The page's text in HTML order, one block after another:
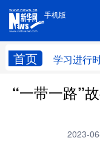
手机版
首页 学习进行
手机版
学习进行时
“一带一路”
2023-